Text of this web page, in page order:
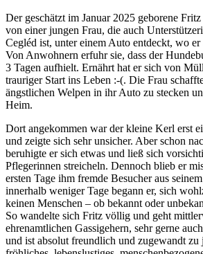
Der geschätzt im Januar 2025 geborene
von einer jungen Frau, die auch
Cegléd ist, unter einem Auto entdeckt, wo er
Von Anwohnern erfuhr sie, dass der
3 Tagen aufhielt. Ernährt hat er sich von
trauriger Start ins Leben :-(. Die Frau
ängstlichen Welpen in ihr Auto zu stecken
Heim.
Dort angekommen war der kleine Kerl erst
und zeigte sich sehr unsicher. Aber schon
beruhigte er sich etwas und ließ sich
Pflegerinnen streicheln. Dennoch blieb er
ersten Tage ihm fremde Besucher aus
innerhalb weniger Tage begann er, sich
keinen Menschen – ob bekannt oder
So wandelte sich Fritz völlig und geht
ehrenamtlichen Gassigehern, sehr gerne
und ist absolut freundlich und zugewandt zu